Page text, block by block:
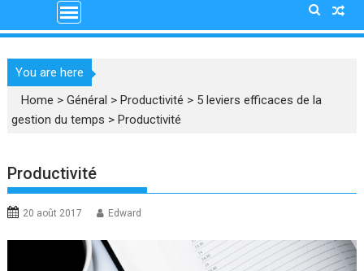
You are here
Home >Général >Productivité > 5 leviers efficaces de la
gestion du temps >Productivité
Productivité
20 août 2017 Edward